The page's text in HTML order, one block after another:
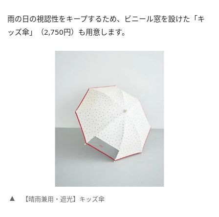
雨の日の視認性をキープするため、ビニール窓を設けた「キ
ッズ傘」（2,750円）も用意します。
【晴雨兼用・遮光】キッズ傘